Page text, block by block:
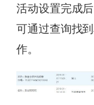
活动设置完成
可通过查询找
作。